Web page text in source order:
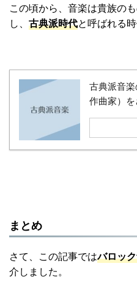
この頃から、音楽は貴族の
し、 古典派時代と呼ばれる
古典派音
作曲家）
まとめ
さて、この記事ではバロッ
介しました。